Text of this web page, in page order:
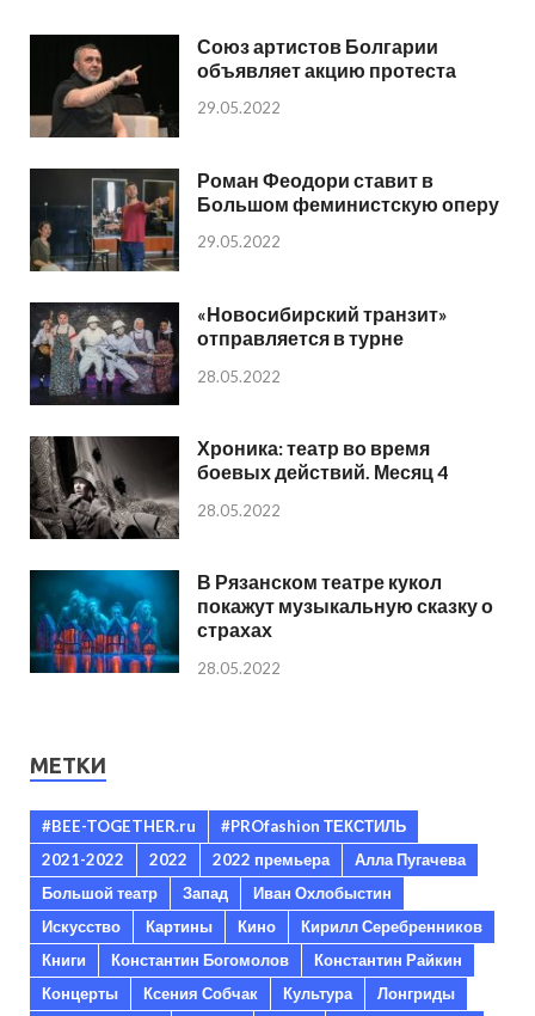
Союз артистов Болгарии
объявляет акцию протеста
29.05.2022
Роман Феодори ставит в
Большом феминистскую оперу
29.05.2022
«Новосибирский транзит»
отправляется в турне
28.05.2022
Хроника: театр во время
боевых действий. Месяц 4
28.05.2022
В Рязанском театре кукол
покажут музыкальную сказку о
страхах
28.05.2022
МЕТКИ
#BEE-TOGETHER.ru
#PROfashion ТЕКСТИЛЬ
2021-2022
2022 2022 премьера
Алла Пугачева
Большой театр
Запад
Иван Охлобыстин
Искусство
Картины Кино
Кирилл Серебренников
Книги
Константин Богомолов
Константин Райкин
Концерты
Ксения Собчак Культура
Лонгриды